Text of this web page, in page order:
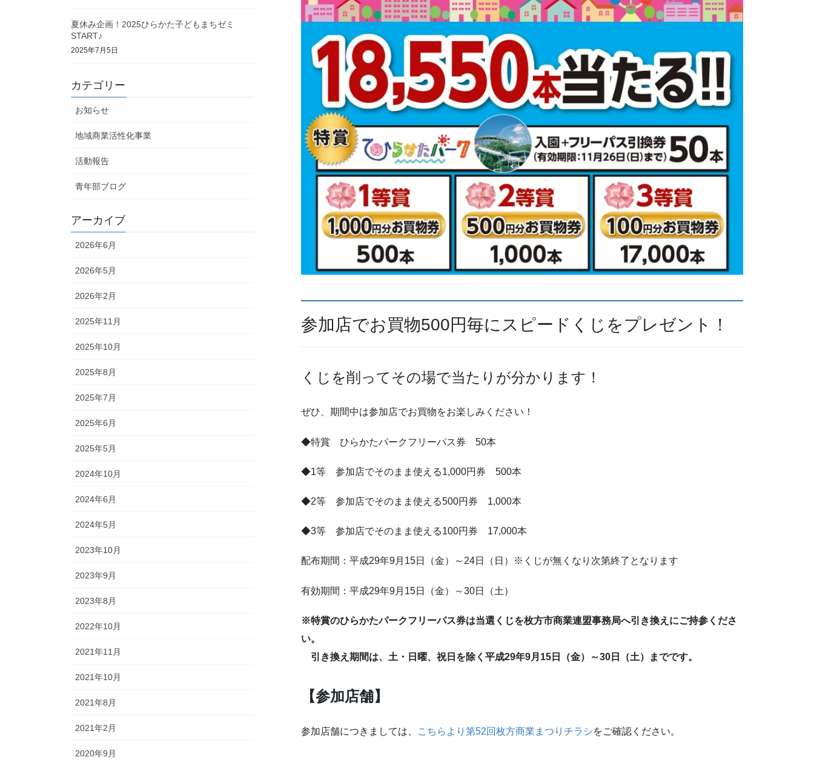
参加店でお買物500円毎にスピードくじをプレゼント！
くじを削ってその場で当たりが分かります！
ぜひ、期間中は参加店でお買物をお楽しみください！
◆特賞 ひらかたパークフリーパス券 50本
◆1等 参加店でそのまま使える1,000円券 500本
◆2等 参加店でそのまま使える500円券 1,000本
◆3等 参加店でそのまま使える100円券 17,000本
配布期間：平成29年9月15日（金）～24日（日）※くじが無くなり次第終了となります
有効期間：平成29年9月15日（金）～30日（土）
※特賞のひらかたパークフリーパス券は当選くじを枚方市商業連盟事務局へ引き換えにご持参くださ
い。
引き換え期間は、土・日曜、祝日を除く平成29年9月15日（金）～30日（土）までです。
【参加店舗】
参加店舗につきましては、 こちらより第52回枚方商業まつりチラシをご確認ください。
夏休み企画！2025ひらかた子どもまちゼミ
START♪
2025年7月5日
カテゴリー
お知らせ
地域商業活性化事業
活動報告
青年部ブログ
アーカイブ
2026年6月
2026年5月
2026年2月
2025年11月
2025年10月
2025年8月
2025年7月
2025年6月
2025年5月
2024年10月
2024年6月
2024年5月
2023年10月
2023年9月
2023年8月
2022年10月
2021年11月
2021年10月
2021年8月
2021年2月
2020年9月